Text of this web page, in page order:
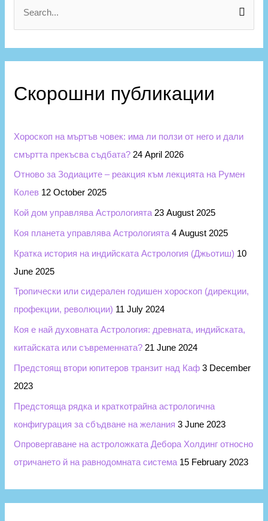
Скорошни публикации
Хороскоп на мъртъв човек: има ли ползи от него и дали
смъртта прекъсва съдбата? 24 April 2026
Отново за Зодиаците – реакция към лекцията на Румен
Колев 12 October 2025
Кой дом управлява Астрологията 23 August 2025
Коя планета управлява Астрологията 4 August 2025
Кратка история на индийската Астрология (Джьотиш) 10
June 2025
Тропически или сидерален годишен хороскоп (дирекции,
профекции, революции) 11 July 2024
Коя е най духовната Астрология: древната, индийската,
китайската или съвременната? 21 June 2024
Предстоящ втори юпитеров транзит над Каф 3 December
2023
Предстояща рядка и краткотрайна астрологична
конфигурация за сбъдване на желания 3 June 2023
Опровергаване на астроложката Дебора Холдинг относно
отричането й на равнодомната система 15 February 2023